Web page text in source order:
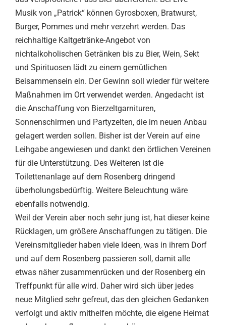
Musik von „Patrick“ können Gyrosboxen, Bratwurst,
Burger, Pommes und mehr verzehrt werden. Das
reichhaltige Kaltgetränke-Angebot von
nichtalkoholischen Getränken bis zu Bier, Wein, Sekt
und Spirituosen lädt zu einem gemütlichen
Beisammensein ein. Der Gewinn soll wieder für weitere
Maßnahmen im Ort verwendet werden. Angedacht ist
die Anschaffung von Bierzeltgarnituren,
Sonnenschirmen und Partyzelten, die im neuen Anbau
gelagert werden sollen. Bisher ist der Verein auf eine
Leihgabe angewiesen und dankt den örtlichen Vereinen
für die Unterstützung. Des Weiteren ist die
Toilettenanlage auf dem Rosenberg dringend
überholungsbedürftig. Weitere Beleuchtung wäre
ebenfalls notwendig.
Weil der Verein aber noch sehr jung ist, hat dieser keine
Rücklagen, um größere Anschaffungen zu tätigen. Die
Vereinsmitglieder haben viele Ideen, was in ihrem Dorf
und auf dem Rosenberg passieren soll, damit alle
etwas näher zusammenrücken und der Rosenberg ein
Treffpunkt für alle wird. Daher wird sich über jedes
neue Mitglied sehr gefreut, das den gleichen Gedanken
verfolgt und aktiv mithelfen möchte, die eigene Heimat